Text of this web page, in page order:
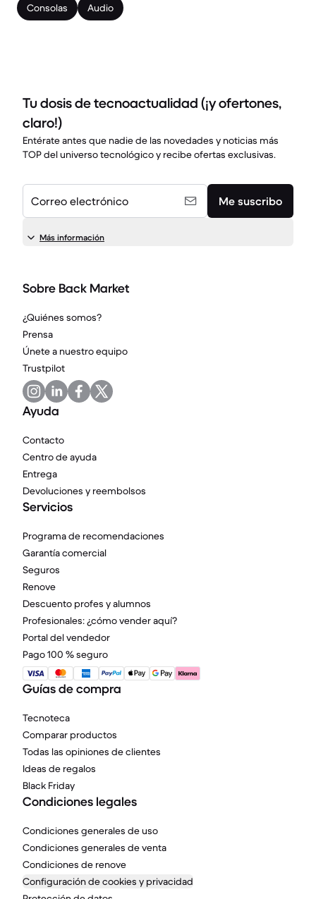
Consolas
Audio
Tu dosis de tecnoactualidad (¡y ofertones,
claro!)
Entérate antes que nadie de las novedades y noticias más
TOP del universo tecnológico y recibe ofertas exclusivas.
Correo electrónico Me suscribo
Más información
Sobre Back Market
¿Quiénes somos?
Prensa
Únete a nuestro equipo
Trustpilot
Ayuda
Contacto
Centro de ayuda
Entrega
Devoluciones y reembolsos
Servicios
Programa de recomendaciones
Garantía comercial
Seguros
Renove
Descuento profes y alumnos
Profesionales: ¿cómo vender aquí?
Portal del vendedor
Pago 100 % seguro
Guías de compra
Tecnoteca
Comparar productos
Todas las opiniones de clientes
Ideas de regalos
Black Friday
Condiciones legales
Condiciones generales de uso
Condiciones generales de venta
Condiciones de renove
Configuración de cookies y privacidad